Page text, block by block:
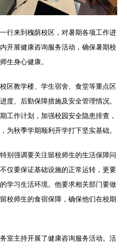
行来到槐荫校区，对暑期各项工作进
开展健康咨询服务活动，确保暑期校
生身心健康。
区教学楼、学生宿舍、食堂等重点区
度、后勤保障措施及安全管理情况。
工作计划，加强校园安全隐患排查，
为秋季学期顺利开学打下坚实基础。
别强调要关注留校师生的生活保障问
仅要保证基础设施的正常运转，更要
学习生活环境。他要求相关部门要做
校师生的食宿保障，确保他们在校期
室主持开展了健康咨询服务活动。活